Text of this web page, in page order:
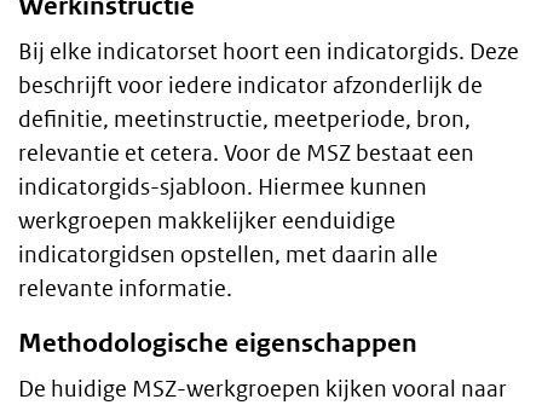
Bij elke indicatorset hoort een indicatorgids. Deze
beschrijft voor iedere indicator afzonderlijk de
definitie, meetinstructie, meetperiode, bron,
relevantie et cetera. Voor de MSZ bestaat een
indicatorgids-sjabloon. Hiermee kunnen
werkgroepen makkelijker eenduidige
indicatorgidsen opstellen, met daarin alle
relevante informatie.
Methodologische eigenschappen
De huidige MSZ-werkgroepen kijken vooral naar